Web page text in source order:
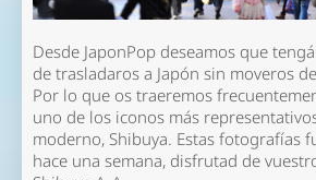
Desde JaponPop deseamos que
de trasladaros a Japón sin moveros
Por lo que os traeremos
uno de los iconos más
moderno, Shibuya. Estas fotografías
hace una semana, disfrutad de